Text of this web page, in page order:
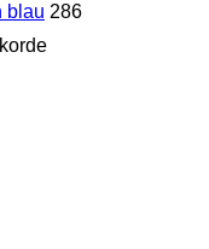
blau 286